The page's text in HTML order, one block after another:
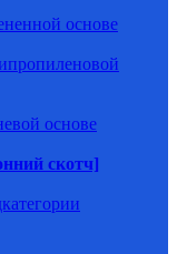
основе
основе
скотч]